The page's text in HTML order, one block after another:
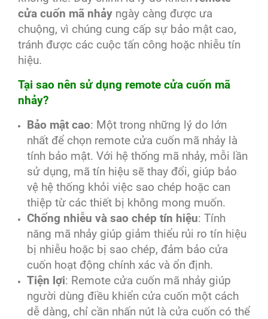
cửa cuốn mã nhảy ngày càng được ưa
chuộng, vì chúng cung cấp sự bảo mật cao,
tránh được các cuộc tấn công hoặc nhiễu tín
hiệu.
Tại sao nên sử dụng remote cửa cuốn mã
nhảy?
Bảo mật cao: Một trong những lý do lớn
nhất để chọn remote cửa cuốn mã nhảy là
tính bảo mật. Với hệ thống mã nhảy, mỗi lần
sử dụng, mã tín hiệu sẽ thay đổi, giúp bảo
vệ hệ thống khỏi việc sao chép hoặc can
thiệp từ các thiết bị không mong muốn.
Chống nhiễu và sao chép tín hiệu: Tính
năng mã nhảy giúp giảm thiểu rủi ro tín hiệu
bị nhiễu hoặc bị sao chép, đảm bảo cửa
cuốn hoạt động chính xác và ổn định.
Tiện lợi: Remote cửa cuốn mã nhảy giúp
người dùng điều khiển cửa cuốn một cách
dễ dàng, chỉ cần nhấn nút là cửa cuốn có thể